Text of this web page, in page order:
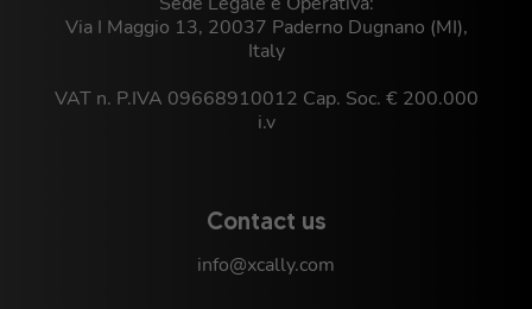
Via I Maggio 13, 20037 Paderno Dugnano (MI),
Italy
VAT n. P.IVA 09668910012 Cap. Soc. € 200.000
i.v
Contact us
info@xcally.com